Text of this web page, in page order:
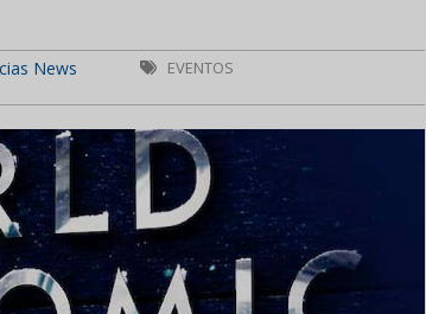
News
EVENTOS